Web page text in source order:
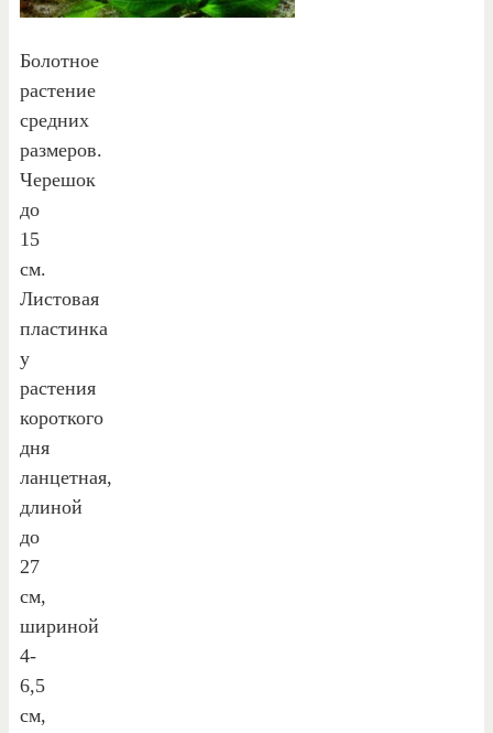
Болотное
растение
средних
размеров.
Черешок
до
15
см.
Листовая
пластинка
у
растения
короткого
дня
ланцетная,
длиной
до
27
см,
шириной
4-
6,5
см,